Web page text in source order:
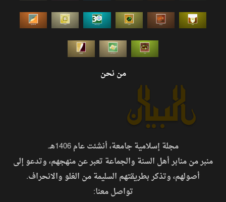
من نحن
مجلة إسلامية جامعة، أنشئت عام 1406هـ.
منبر من منابر أهل السنة والجماعة تعبر عن منهجهم، وتدعو إلى
أصولهم، وتذكر بطريقتهم السليمة من الغلو والانحراف.
تواصل معنا: